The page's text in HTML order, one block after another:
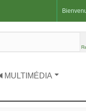
MULTIMÉDIA